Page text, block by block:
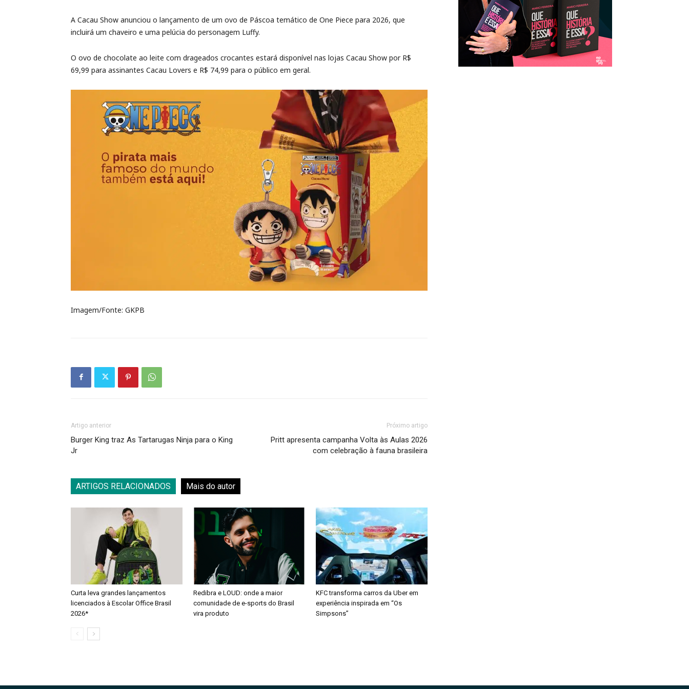
A Cacau Show anunciou o lançamento de um ovo de Páscoa temático de One Piece para 2026, que
incluirá um chaveiro e uma pelúcia do personagem Luffy.
O ovo de chocolate ao leite com drageados crocantes estará disponível nas lojas Cacau Show por R$
69,99 para assinantes Cacau Lovers e R$ 74,99 para o público em geral.
Imagem/Fonte: GKPB
Artigo anterior
Burger King traz As Tartarugas Ninja para o King
Jr
Próximo artigo
Pritt apresenta campanha Volta às Aulas 2026
com celebração à fauna brasileira
ARTIGOS RELACIONADOS Mais do autor
Curta leva grandes lançamentos
licenciados à Escolar Office Brasil
2026*
Redibra e LOUD: onde a maior
comunidade de e-sports do Brasil
vira produto
KFC transforma carros da Uber em
experiência inspirada em “Os
Simpsons”